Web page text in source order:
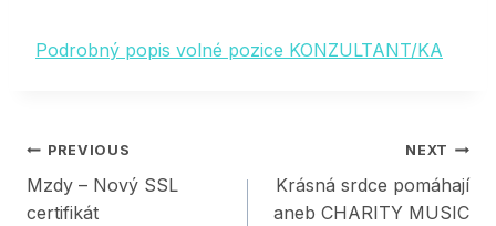
Podrobný popis volné pozice KONZULTANT/KA
Post
navigation
PREVIOUS
Mzdy – Nový SSL
certifikát
NEXT
Krásná srdce pomáhají
aneb CHARITY MUSIC